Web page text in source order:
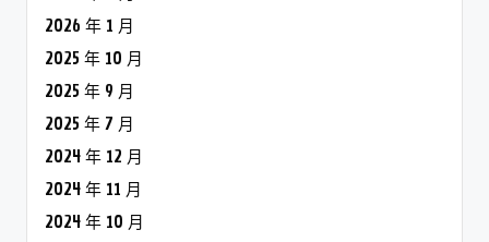
2026 年 1 月
2025 年 10 月
2025 年 9 月
2025 年 7 月
2024 年 12 月
2024 年 11 月
2024 年 10 月